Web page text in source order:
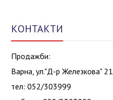
КОНТАКТИ
Продажби:
Варна, ул."Д-р Железкова" 21
тел: 052/303999